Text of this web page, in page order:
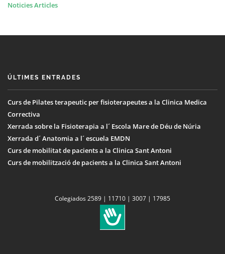
Noticies Articles
ÚLTIMES ENTRADES
Curs de Pilates terapeutic per fisioterapeutes a la Clinica Medica
Correctiva
Xerrada sobre la Fisioterapia a l´ Escola Mare de Déu de Núria
Xerrada d´ Anatomia a l´ escuela EMDN
Curs de mobilitat de pacients a la Clinica Sant Antoni
Curs de mobilització de pacients a la Clinica Sant Antoni
Colegiados 2589 | 11710 | 3007 | 17985